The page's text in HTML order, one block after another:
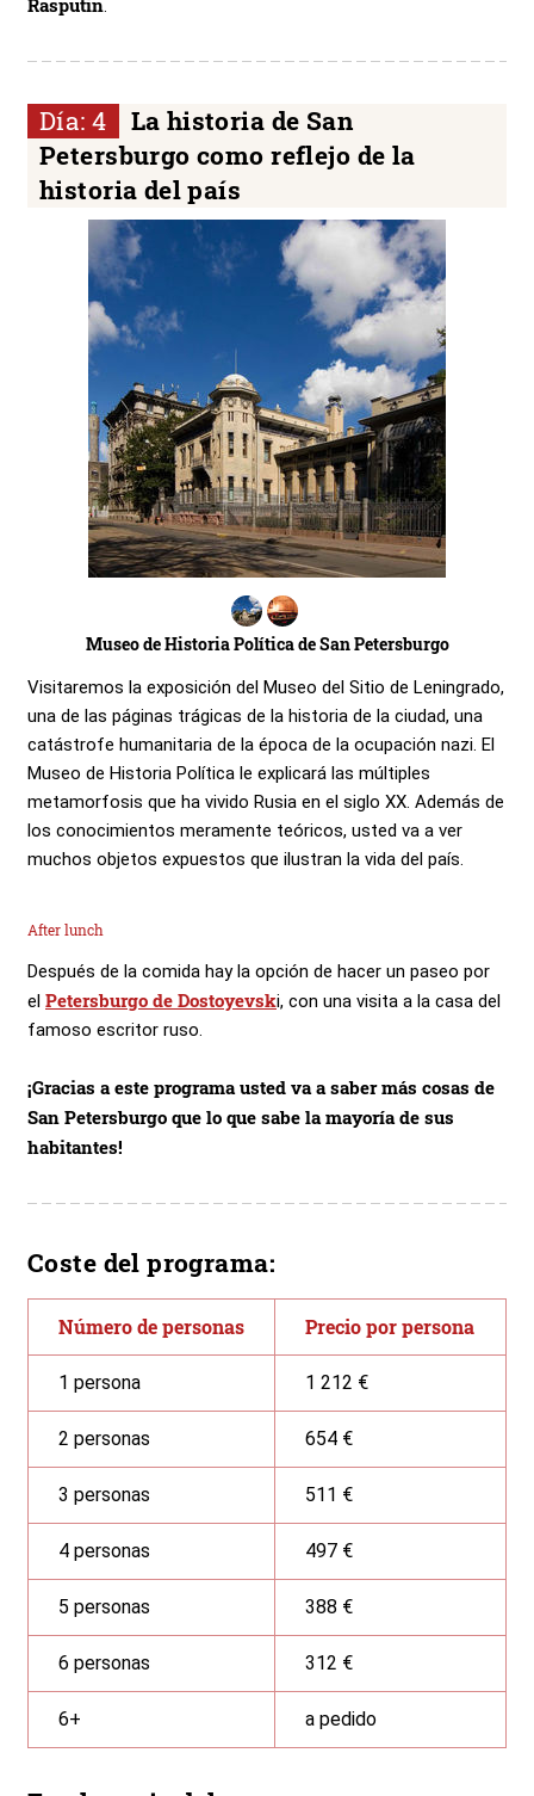
Día: 4
La historia de San
Petersburgo como reflejo de la
historia del país
Museo de Historia Política de San Petersburgo
Visitaremos la exposición del Museo del Sitio de Leningrado,
una de las páginas trágicas de la historia de la ciudad, una
catástrofe humanitaria de la época de la ocupación nazi. El
Museo de Historia Política le explicará las múltiples
metamorfosis que ha vivido Rusia en el siglo XX. Además de
los conocimientos meramente teóricos, usted va a ver
muchos objetos expuestos que ilustran la vida del país.
After lunch
Después de la comida hay la opción de hacer un paseo por
el Petersburgo de Dostoyevski, con una visita a la casa del
famoso escritor ruso.
¡Gracias a este programa usted va a saber más cosas de
San Petersburgo que lo que sabe la mayoría de sus
habitantes!
Coste del programa:
Número de personas Precio por persona
1 persona 1 212 €
2 personas 654 €
3 personas 511 €
4 personas 497 €
5 personas 388 €
6 personas 312 €
6+ a pedido